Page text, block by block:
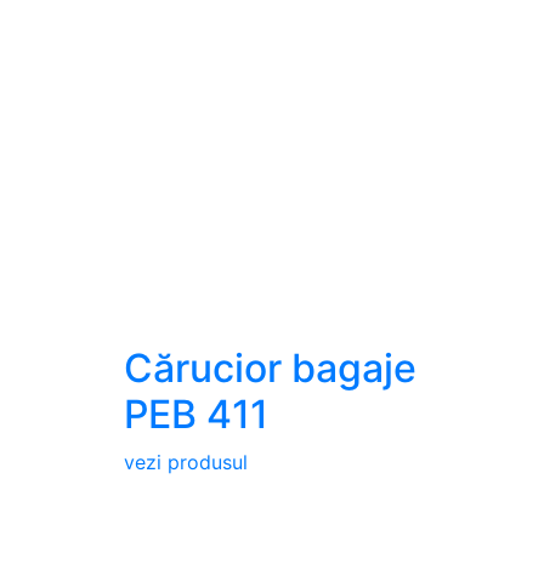
Cărucior bagaje
PEB 411
vezi produsul